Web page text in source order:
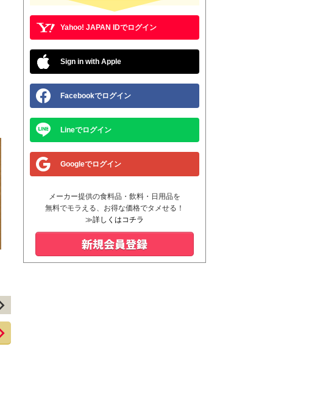
Yahoo! JAPAN IDでログイン
Sign in with Apple
Facebookでログイン
Lineでログイン
Googleでログイン
メーカー提供の食料品・飲料・日用品を
無料でモラえる、お得な価格でタメせる！
≫詳しくはコチラ